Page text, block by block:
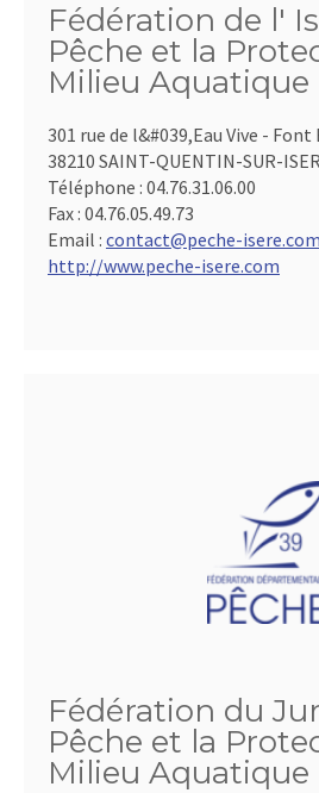
Fédération de l'
Pêche et la
Milieu Aquatique
301 rue de l&#039,Eau Vive - Font
38210 SAINT-QUENTIN-SUR-
Téléphone : 04.76.31.06.00
Fax : 04.76.05.49.73
Email : contact@peche-isere.com
http://www.peche-isere.com
Fédération du
Pêche et la
Milieu Aquatique